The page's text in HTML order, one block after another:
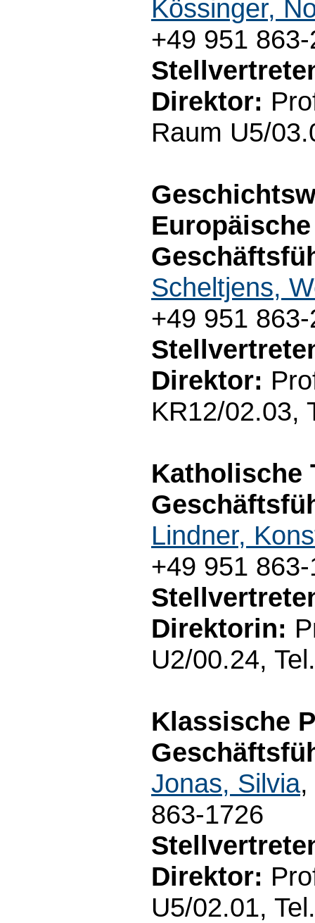
Kössinger,
+49 951
Direktor:
Raum U5/
Scheltjens,
+49 951
Direktor:
KR12/02.03,
Katholische
Lindner,
+49 951
Direktorin:
U2/00.24,
Klassische
Jonas, Silvia,
863-1726
Direktor:
U5/02.01,